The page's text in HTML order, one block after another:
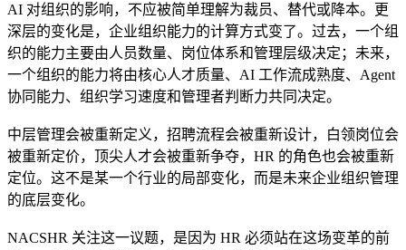
AI 对组织的影响，不应被简单理解为裁员、替代或降本。更
深层的变化是，企业组织能力的计算方式变了。过去，一个组
织的能力主要由人员数量、岗位体系和管理层级决定；未来，
一个组织的能力将由核心人才质量、AI 工作流成熟度、Agent
协同能力、组织学习速度和管理者判断力共同决定。
中层管理会被重新定义，招聘流程会被重新设计，白领岗位会
被重新定价，顶尖人才会被重新争夺，HR 的角色也会被重新
定位。这不是某一个行业的局部变化，而是未来企业组织管理
的底层变化。
NACSHR 关注这一议题，是因为 HR 必须站在这场变革的前